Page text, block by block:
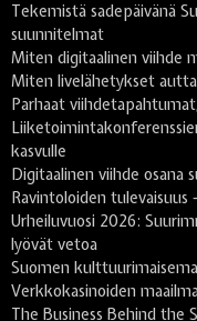
Tekemistä sadepäivänä
suunnitelmat
Miten digitaalinen viihde
Miten livelähetykset
Parhaat
kasvulle
Digitaalinen viihde osana
Ravintoloiden
Urheiluvuosi 2026:
lyövät vetoa
Suomen
Verkkokasinoiden
The Business Behind the